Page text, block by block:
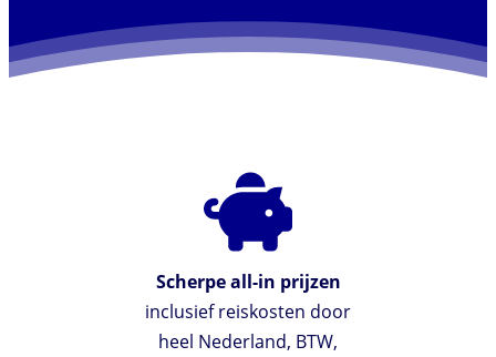
Scherpe all-in prijzen
inclusief reiskosten door
heel Nederland, BTW,